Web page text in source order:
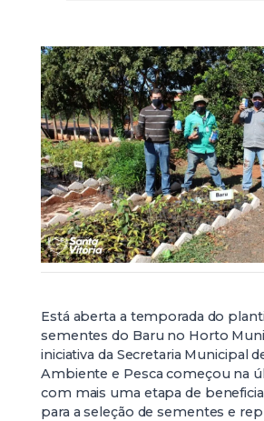
Está aberta a temporada do
sementes do Baru no Horto
iniciativa da Secretaria Municipal
Ambiente e Pesca começou na
com mais uma etapa de
para a seleção de sementes e